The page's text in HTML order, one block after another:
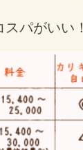
パがいい！